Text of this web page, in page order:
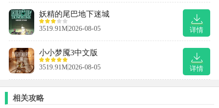
详情
妖精的尾巴地下迷城
3519.91M 2026-08-05
详情
小小梦魇3中文版
3519.91M 2026-08-05
相关攻略